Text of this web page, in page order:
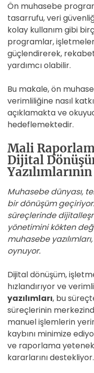
Ön muhasebe
tasarrufu, veri
kolay kullanım gibi
programlar,
güçlendirerek,
yardımcı olabilir.
Bu makale, ön
verimliliğine nasıl
açıklamakta ve
hedeflemektedir.
Mali
Dijital
Muhasebe dünyası,
bir dönüşüm
süreçlerinde
yönetimini kökten
muhasebe
oynuyor.
Dijital dönüşüm,
hızlandırıyor ve
yazılımları, bu
süreçlerinin
manuel işlemlerin
kaybını minimize
ve raporlama
kararlarını destekliyor.